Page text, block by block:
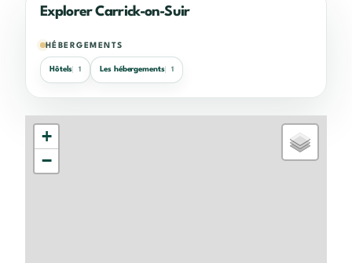
Explorer Carrick-on-Suir
HÉBERGEMENTS
Hôtels 1 Les hébergements 1
+
−